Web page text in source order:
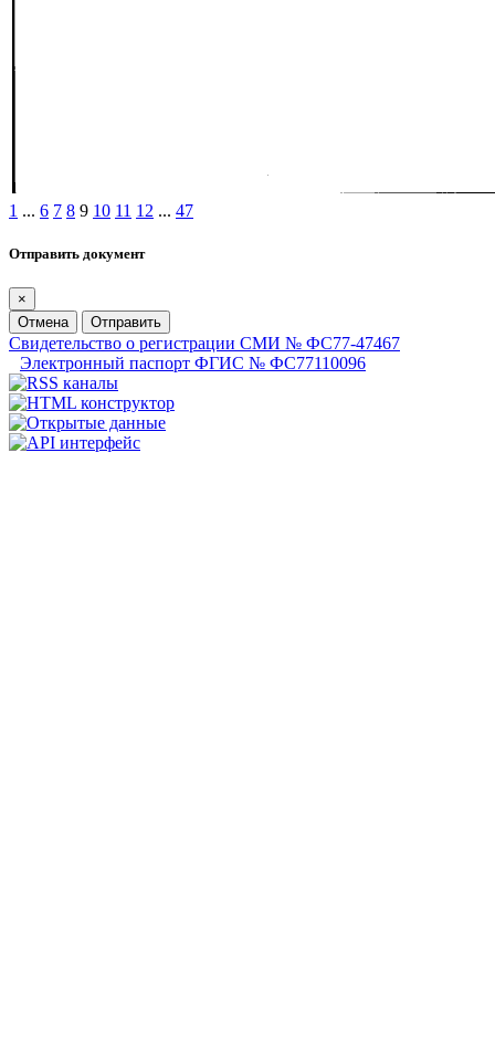
1 ... 6 7 8 9 10 11 12 ... 47
Отправить документ
×
Отмена
Отправить
Свидетельство о регистрации СМИ № ФС77-47467
Электронный паспорт ФГИС № ФС77110096